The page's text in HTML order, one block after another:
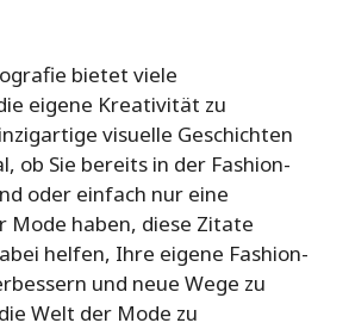
bietet viele
eigene Kreativität zu
visuelle Geschichten
ob Sie bereits in der Fashion-
oder einfach nur eine
Mode haben, diese Zitate
helfen, Ihre eigene Fashion-
und neue Wege zu
Welt der Mode zu